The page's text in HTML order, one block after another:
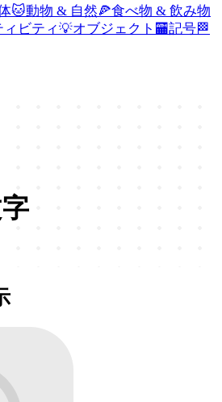
🐱動物 & 自然🍕食べ物 & 飲み物
ィビティ💡オブジェクト 🏧記号🏁